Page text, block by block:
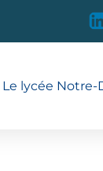
Le lycée